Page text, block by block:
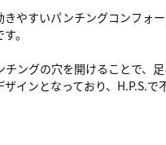
やすいパンチングコンフォー
。
ングの穴を開けることで、足
インとなっており、H.P.S.で